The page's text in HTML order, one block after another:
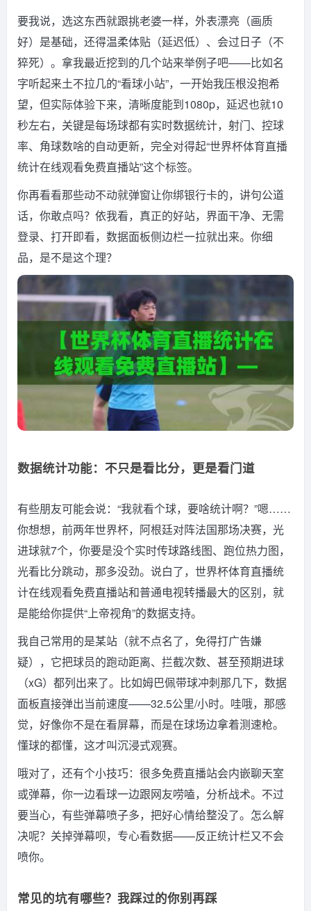
要我说，选这东西就跟挑老婆一样，外表漂亮（画质
好）是基础，还得温柔体贴（延迟低）、会过日子（不
猝死）。拿我最近挖到的几个站来举例子吧——比如名
字听起来土不拉几的“看球小站”，一开始我压根没抱希
望，但实际体验下来，清晰度能到1080p，延迟也就10
秒左右，关键是每场球都有实时数据统计，射门、控球
率、角球数啥的自动更新，完全对得起“世界杯体育直播
统计在线观看免费直播站”这个标签。
你再看看那些动不动就弹窗让你绑银行卡的，讲句公道
话，你敢点吗？依我看，真正的好站，界面干净、无需
登录、打开即看，数据面板侧边栏一拉就出来。你细
品，是不是这个理？
数据统计功能：不只是看比分，更是看门道
有些朋友可能会说：“我就看个球，要啥统计啊？”嗯……
你想想，前两年世界杯，阿根廷对阵法国那场决赛，光
进球就7个，你要是没个实时传球路线图、跑位热力图，
光看比分跳动，那多没劲。说白了，世界杯体育直播统
计在线观看免费直播站和普通电视转播最大的区别，就
是能给你提供“上帝视角”的数据支持。
我自己常用的是某站（就不点名了，免得打广告嫌
疑），它把球员的跑动距离、拦截次数、甚至预期进球
（xG）都列出来了。比如姆巴佩带球冲刺那几下，数据
面板直接弹出当前速度——32.5公里/小时。哇哦，那感
觉，好像你不是在看屏幕，而是在球场边拿着测速枪。
懂球的都懂，这才叫沉浸式观赛。
哦对了，还有个小技巧：很多免费直播站会内嵌聊天室
或弹幕，你一边看球一边跟网友唠嗑，分析战术。不过
要当心，有些弹幕喷子多，把好心情给整没了。怎么解
决呢？关掉弹幕呗，专心看数据——反正统计栏又不会
喷你。
常见的坑有哪些？我踩过的你别再踩